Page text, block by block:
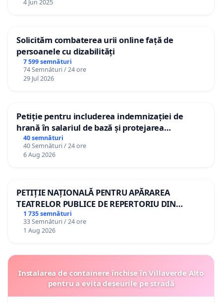
4 Jun 2025
Solicităm combaterea urii online față de
persoanele cu dizabilități
7 599 semnături
74 Semnături / 24 ore
29 Jul 2026
Petiție pentru includerea indemnizației de
hrană în salariul de bază și protejarea
gradațiilor de vechime pentru asistenții
personali
40 semnături
40 Semnături / 24 ore
6 Aug 2026
PETIȚIE NAȚIONALĂ PENTRU APĂRAREA
TEATRELOR PUBLICE DE REPERTORIU DIN
ROMÂNIA
1 735 semnături
33 Semnături / 24 ore
1 Aug 2026
Instalarea de containere închise în Villaverde Alto
pentru a evita deșeurile pe stradă